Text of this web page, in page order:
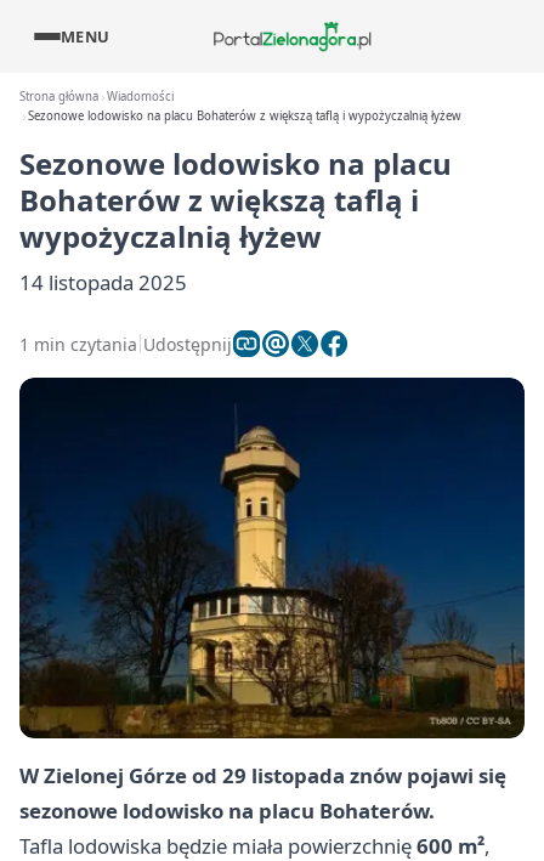
MENU
Strona główna Wiadomości
Sezonowe lodowisko na placu Bohaterów z większą taflą i wypożyczalnią łyżew
Sezonowe lodowisko na placu
Bohaterów z większą taflą i
wypożyczalnią łyżew
14 listopada 2025
1 min czytania Udostępnij
W Zielonej Górze od 29 listopada znów pojawi się
sezonowe lodowisko na placu Bohaterów.
Tafla lodowiska będzie miała powierzchnię600 m²,